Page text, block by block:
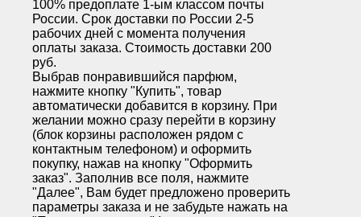
100% предоплате 1-ым классом почты
России. Срок доставки по России 2-5
рабочих дней с момента получения
оплаты заказа. Стоимость доставки 200
руб.
Выбрав понравившийся парфюм,
нажмите кнопку "Купить", товар
автоматически добавится в корзину. При
желании можно сразу перейти в корзину
(блок корзины расположен рядом с
контактным телефоном) и оформить
покупку, нажав на кнопку "Оформить
заказ". Заполнив все поля, нажмите
"Далее", Вам будет предложено проверить
параметры заказа и не забудьте нажать на